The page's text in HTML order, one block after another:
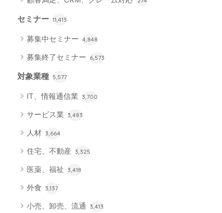
セミナー 11,413
募集中セミナー 4,848
募集終了セミナー 6,573
対象業種 5,577
IT、情報通信業 3,700
サービス業 3,483
人材 3,664
住宅、不動産 3,325
医薬、福祉 3,418
外食 3,137
小売、卸売、流通 3,413